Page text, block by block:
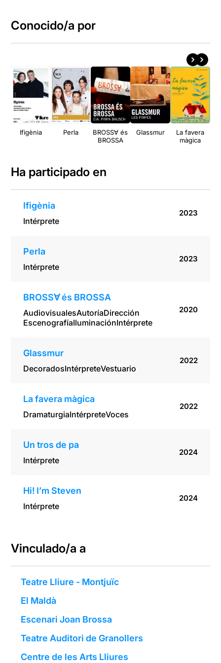
Conocido/a por
Ifigènia Perla
BROSS∀ és
BROSSA
Glassmur
La favera
màgica
Ha participado en
Ifigènia
Intérprete
2023
Perla
Intérprete
2023
BROSS∀ és BROSSA
AudiovisualesAutoríaDirección
EscenografíaIluminaciónIntérprete
2020
Glassmur
DecoradosIntérpreteVestuario
2022
La favera màgica
DramaturgiaIntérpreteVoces
2022
Un tros de pa
Intérprete
2024
Hi! I’m Steven
Intérprete
2024
Vinculado/a a
Teatre Lliure - Montjuïc
El Maldà
Escenari Joan Brossa
Teatre Auditori de Granollers
Centre de les Arts Lliures